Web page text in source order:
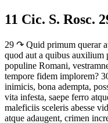
11 Cic. S. Rosc.
29 ↷ Quid primum querar
quod aut a quibus auxilium
populine Romani, vestram
tempore fidem implorem?
inimicis, bona adempta,
vita infesta, saepe ferro
maleficiis sceleris abesse
atque adaugent, crimen